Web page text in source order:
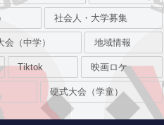
社会人・大学募集
会（中学） 地域情報
Tiktok 映画ロケ
硬式大会（学童）